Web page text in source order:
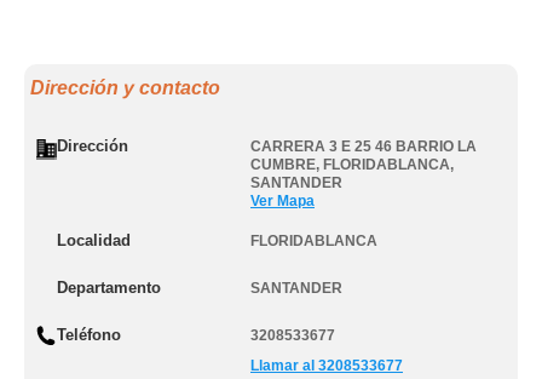
Dirección y contacto
Dirección
CARRERA 3 E 25 46 BARRIO LA
CUMBRE, FLORIDABLANCA,
SANTANDER
Ver Mapa
Localidad FLORIDABLANCA
Departamento SANTANDER
Teléfono
3208533677
Llamar al 3208533677